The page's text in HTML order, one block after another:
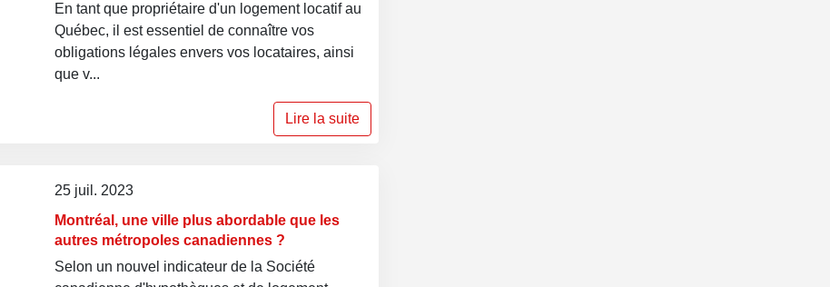
Lire la suite
En tant que propriétaire d'un logement locatif au
Québec, il est essentiel de connaître vos
obligations légales envers vos locataires, ainsi
que v...
25 juil. 2023
Montréal, une ville plus abordable que les
autres métropoles canadiennes ?
Selon un nouvel indicateur de la Société